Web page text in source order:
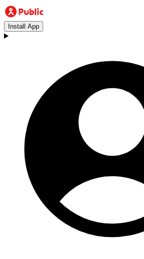
Install App